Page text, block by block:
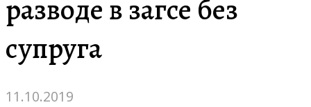
разводе в загсе без
супруга
11.10.2019